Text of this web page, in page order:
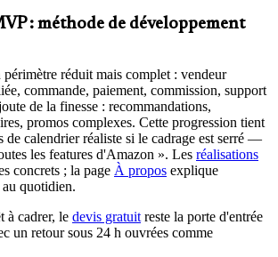
périmètre réduit mais complet : vendeur
commande, paiement, commission, support
de la finesse : recommandations,
promos complexes. Cette progression tient
de calendrier réaliste si le cadrage est serré —
les features d'Amazon ». Les réalisations
concrets ; la page À propos explique
quotidien.
à cadrer, le devis gratuit reste la porte d'entrée
un retour sous 24 h ouvrées comme